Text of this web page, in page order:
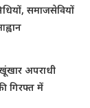
समाजसेवियों
अपराधी
गिरफ्त में